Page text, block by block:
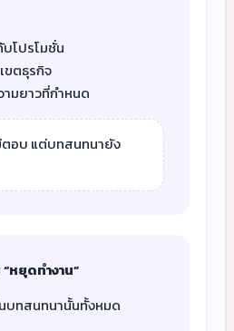
โปรโมชั่น
ตธุรกิจ
มยาวที่กำหนด
อบ แต่บทสนทนายัง
หยุดทำงาน”
บทสนทนานั้นทั้งหมด